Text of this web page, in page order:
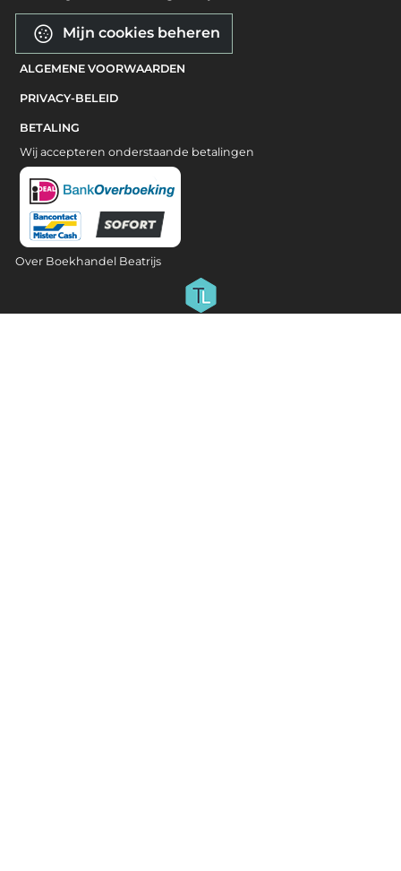
Mijn cookies beheren
ALGEMENE VOORWAARDEN
PRIVACY-BELEID
BETALING
Wij accepteren onderstaande betalingen
Over Boekhandel Beatrijs